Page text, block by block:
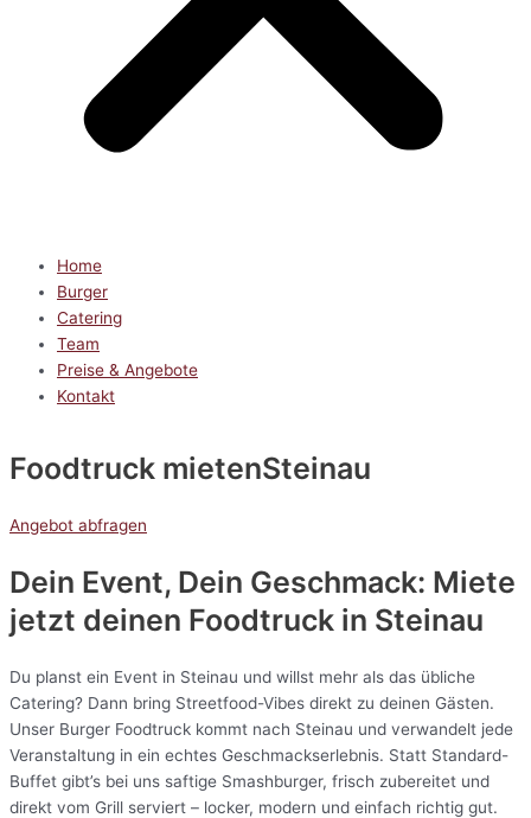
Home
Burger
Catering
Team
Preise & Angebote
Kontakt
Foodtruck mietenSteinau
Angebot abfragen
Dein Event, Dein Geschmack: Miete
jetzt deinen Foodtruck in Steinau
Du planst ein Event in Steinau und willst mehr als das übliche
Catering? Dann bring Streetfood-Vibes direkt zu deinen Gästen.
Unser Burger Foodtruck kommt nach Steinau und verwandelt jede
Veranstaltung in ein echtes Geschmackserlebnis. Statt Standard-
Buffet gibt’s bei uns saftige Smashburger, frisch zubereitet und
direkt vom Grill serviert – locker, modern und einfach richtig gut.